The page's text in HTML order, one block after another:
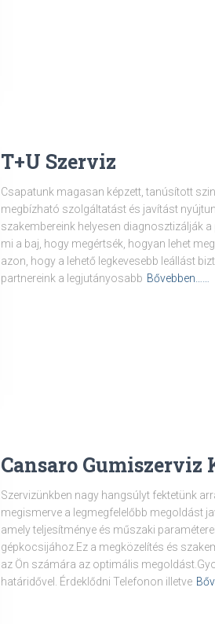
T+U Szerviz
Csapatunk magasan képzett, tanúsított
megbízható szolgáltatást és javítást
szakembereink helyesen diagnosztizálják
mi a baj, hogy megértsék, hogyan lehet
azon, hogy a lehető legkevesebb leállást
partnereink a legjutányosabb Bővebben……
Cansaro Gumiszerviz
Szervizünkben nagy hangsúlyt fektetünk
megismerve a legmegfelelőbb megoldást
amely teljesítménye és műszaki
gépkocsijához.Ez a megközelítés és
az Ön számára az optimális
határidővel. Érdeklődni Telefonon illetve